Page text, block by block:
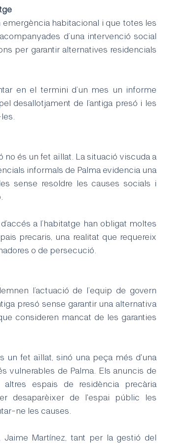
habitacional i que totes les
d’una intervenció social
per garantir alternatives residencials
en el termini d’un mes un informe
desallotjament de l’antiga presó i les
no és un fet aïllat. La situació viscuda a
informals de Palma evidencia una
sense resoldre les causes socials i
a l’habitatge han obligat moltes
precaris, una realitat que requereix
o de persecució.
l’actuació de l’equip de govern
presó sense garantir una alternativa
consideren mancat de les garanties
un fet aïllat, sinó una peça més d'una
vulnerables de Palma. Els anuncis de
altres espais de residència precària
desaparèixer de l'espai públic les
ne les causes.
Martínez, tant per la gestió del